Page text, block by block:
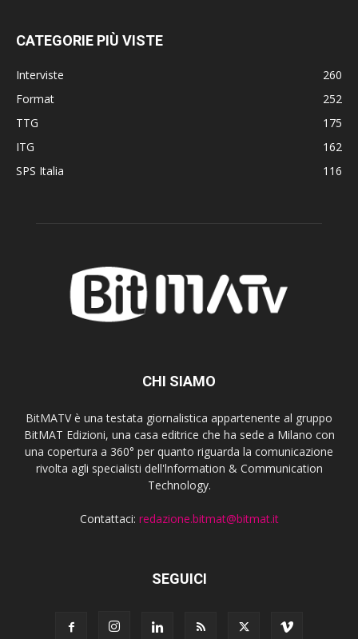
CATEGORIE PIÙ VISTE
Interviste
260
Format
252
TTG
175
ITG
162
SPS Italia
116
CHI SIAMO
BitMATV è una testata giornalistica appartenente al gruppo
BitMAT Edizioni, una casa editrice che ha sede a Milano con
una copertura a 360° per quanto riguarda la comunicazione
rivolta agli specialisti dell'lnformation & Communication
Technology.
Contattaci: redazione.bitmat@bitmat.it
SEGUICI